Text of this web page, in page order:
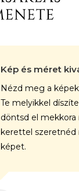
Kép és méret
Nézd meg a
Te melyikkel
döntsd el
kerettel szeretnéd
képet.